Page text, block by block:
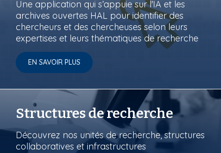
Une application qui s’appuie sur l'IA et les
archives ouvertes HAL pour identifier des
chercheurs et des chercheuses selon leurs
expertises et leurs thématiques de recherche
EN SAVOIR PLUS
Structures de recherche
Découvrez nos unités de recherche, structures
collaboratives et infrastructures